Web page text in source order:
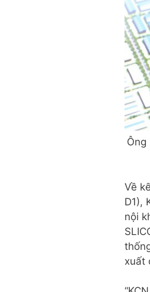
Ông
Về
D1),
nội
xuất